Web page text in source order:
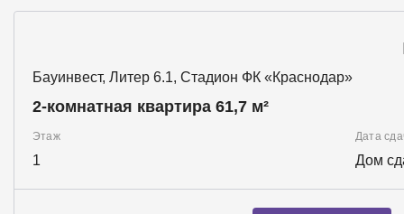
Бауинвест, Литер 6.1, Стадион ФК «Краснодар»
2-комнатная квартира 61,7 м²
Этаж
1
Дата
Дом